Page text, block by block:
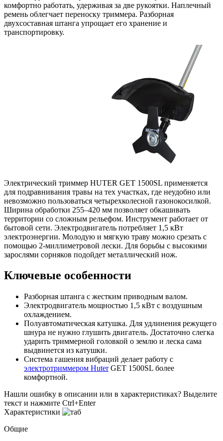
комфортно работать, удерживая за две рукоятки. Наплечный
ремень облегчает переноску триммера. Разборная
двухсоставная штанга упрощает его хранение и
транспортировку.
Электрический триммер HUTER GET 1500SL применяется
для подравнивания травы на тех участках, где неудобно или
невозможно пользоваться четырехколесной газонокосилкой.
Ширина обработки 255–420 мм позволяет обкашивать
территории со сложным рельефом. Инструмент работает от
бытовой сети. Электродвигатель потребляет 1,5 кВт
электроэнергии. Молодую и мягкую траву можно срезать с
помощью 2-миллиметровой лески. Для борьбы с высокими
зарослями сорняков подойдет металлический нож.
Ключевые особенности
Разборная штанга с жестким приводным валом.
Электродвигатель мощностью 1,5 кВт с воздушным
охлаждением.
Полуавтоматическая катушка. Для удлинения режущего
шнура не нужно глушить двигатель. Достаточно слегка
ударить триммерной головкой о землю и леска сама
выдвинется из катушки.
Система гашения вибраций делает работу с
электротриммером HuterGET 1500SL более
комфортной.
Нашли ошибку в описании или в характеристиках? Выделите
текст и нажмите Ctrl+Enter
Характеристики
Общие